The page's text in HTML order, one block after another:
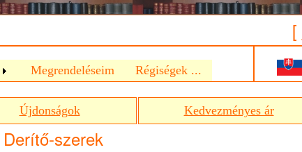
[
Megrendeléseim Régiségek ...
Újdonságok Kedvezményes ár
Derítő-szerek